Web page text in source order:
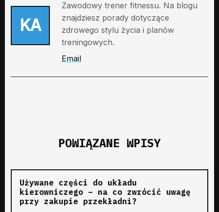
KA
Zawodowy trener fitnessu. Na blogu
znajdziesz porady dotyczące
zdrowego stylu życia i planów
treningowych.
Email
POWIĄZANE WPISY
Używane części do układu
kierowniczego – na co zwrócić uwagę
przy zakupie przekładni?